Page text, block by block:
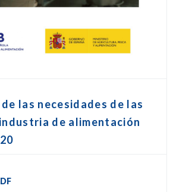
las necesidades de las
de alimentación